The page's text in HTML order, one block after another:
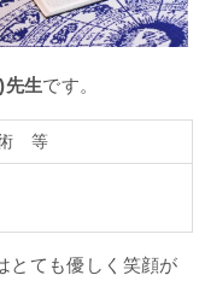
先生です。
術 等
とても優しく笑顔が